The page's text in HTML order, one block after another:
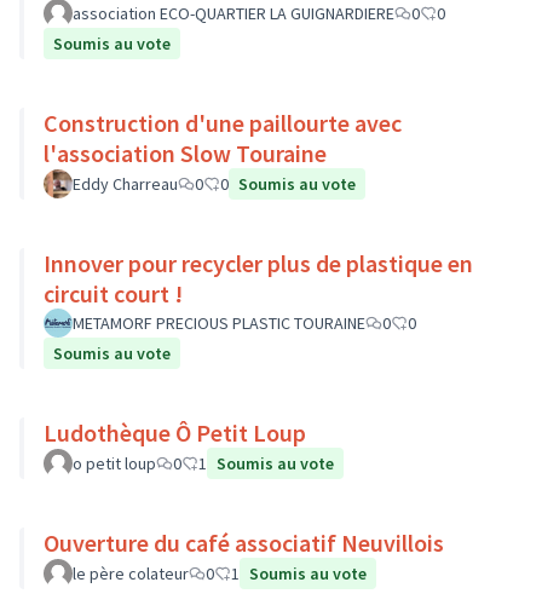
association ECO-QUARTIER LA GUIGNARDIERE 0
0
Soumis au vote
Construction d'une paillourte avec
l'association Slow Touraine
Eddy Charreau 0 0 Soumis au vote
Innover pour recycler plus de plastique en
circuit court !
METAMORF PRECIOUS PLASTIC TOURAINE 0
0
Soumis au vote
Ludothèque Ô Petit Loup
o petit loup 0 1 Soumis au vote
Ouverture du café associatif Neuvillois
le père colateur 0 1 Soumis au vote